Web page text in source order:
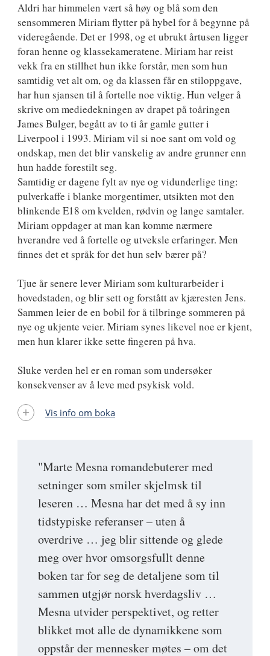
"Marte Mesna romandebuterer med
setninger som smiler skjelmsk til
leseren … Mesna har det med å sy inn
tidstypiske referanser – uten å
overdrive … jeg blir sittende og glede
meg over hvor omsorgsfullt denne
boken tar for seg de detaljene som til
sammen utgjør norsk hverdagsliv …
Mesna utvider perspektivet, og retter
blikket mot alle de dynamikkene som
oppstår der mennesker møtes – om det
Aldri har himmelen vært så høy og blå som den
sensommeren Miriam flytter på hybel for å begynne på
videregående. Det er 1998, og et ubrukt årtusen ligger
foran henne og klassekameratene. Miriam har reist
vekk fra en stillhet hun ikke forstår, men som hun
samtidig vet alt om, og da klassen får en stiloppgave,
har hun sjansen til å fortelle noe viktig. Hun velger å
skrive om mediedekningen av drapet på toåringen
James Bulger, begått av to ti år gamle gutter i
Liverpool i 1993. Miriam vil si noe sant om vold og
ondskap, men det blir vanskelig av andre grunner enn
hun hadde forestilt seg.
Samtidig er dagene fylt av nye og vidunderlige ting:
pulverkaffe i blanke morgentimer, utsikten mot den
blinkende E18 om kvelden, rødvin og lange samtaler.
Miriam oppdager at man kan komme nærmere
hverandre ved å fortelle og utveksle erfaringer. Men
finnes det et språk for det hun selv bærer på?
Tjue år senere lever Miriam som kulturarbeider i
hovedstaden, og blir sett og forstått av kjæresten Jens.
Sammen leier de en bobil for å tilbringe sommeren på
nye og ukjente veier. Miriam synes likevel noe er kjent,
men hun klarer ikke sette fingeren på hva.
Sluke verden hel er en roman som undersøker
konsekvenser av å leve med psykisk vold.
Vis info om boka